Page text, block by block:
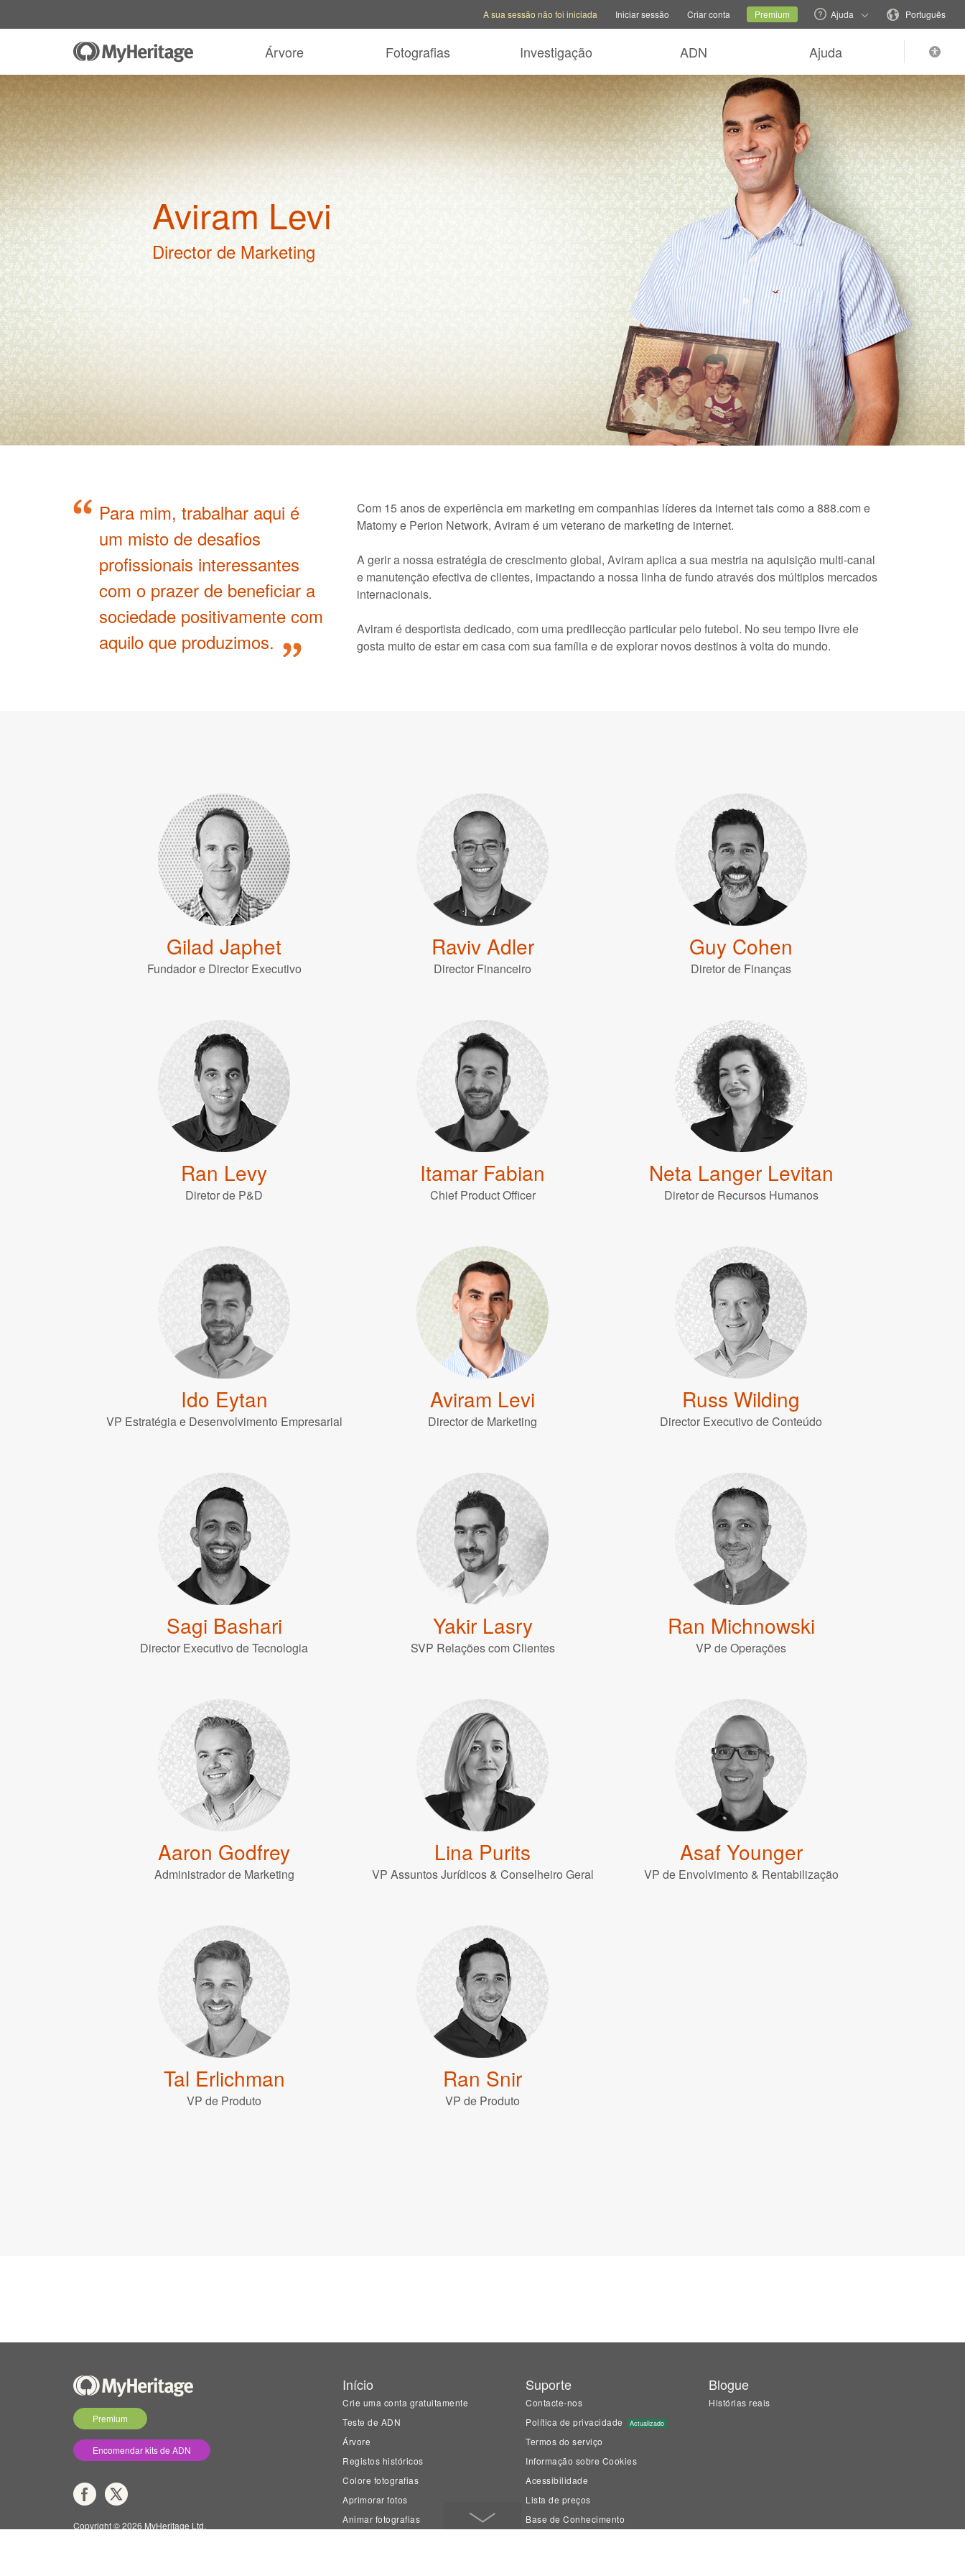
Mudar o idioma
A sua sessão não foi iniciada Iniciar sessão Criar conta Premium Ajuda Português
Árvore Fotografias Investigação ADN Ajuda
Aviram Levi
Director de Marketing
Para mim, trabalhar aqui é
um misto de desafios
profissionais interessantes
com o prazer de beneficiar a
sociedade positivamente com
aquilo que produzimos.
Com 15 anos de experiência em marketing em companhias líderes da internet tais como a 888.com e
Matomy e Perion Network, Aviram é um veterano de marketing de internet.
A gerir a nossa estratégia de crescimento global, Aviram aplica a sua mestria na aquisição multi-canal
e manutenção efectiva de clientes, impactando a nossa linha de fundo através dos múltiplos mercados
internacionais.
Aviram é desportista dedicado, com uma predilecção particular pelo futebol. No seu tempo livre ele
gosta muito de estar em casa com sua família e de explorar novos destinos à volta do mundo.
Gilad Japhet
Fundador e Director Executivo
Raviv Adler
Director Financeiro
Guy Cohen
Diretor de Finanças
Ran Levy
Diretor de P&D
Itamar Fabian
Chief Product Officer
Neta Langer Levitan
Diretor de Recursos Humanos
Ido Eytan
VP Estratégia e Desenvolvimento Empresarial
Aviram Levi
Director de Marketing
Russ Wilding
Director Executivo de Conteúdo
Sagi Bashari
Director Executivo de Tecnologia
Yakir Lasry
SVP Relações com Clientes
Ran Michnowski
VP de Operações
Aaron Godfrey
Administrador de Marketing
Lina Purits
VP Assuntos Jurídicos & Conselheiro Geral
Asaf Younger
VP de Envolvimento & Rentabilização
Tal Erlichman
VP de Produto
Ran Snir
VP de Produto
Premium
Encomendar kits de ADN
Copyright © 2026 MyHeritage Ltd.
Início
Crie uma conta gratuitamente
Teste de ADN
Árvore
Registos históricos
Colore fotografias
Aprimorar fotos
Animar fotografias
Suporte
Contacte-nos
Política de privacidade
Actualizado
Termos do serviço
Informação sobre Cookies
Acessibilidade
Lista de preços
Base de Conhecimento
Blogue
Histórias reais